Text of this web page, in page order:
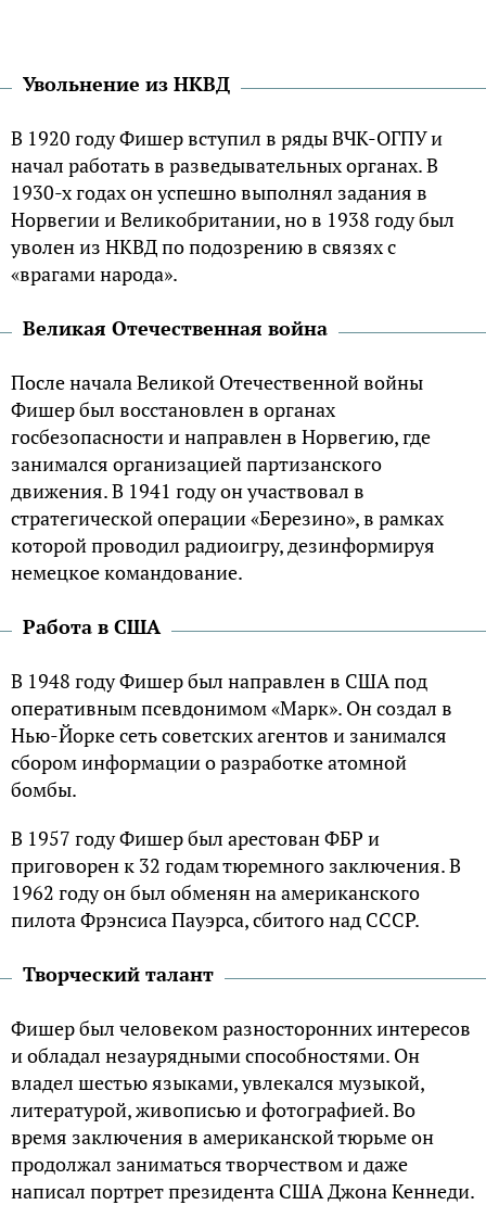
Увольнение из НКВД
В 1920 году Фишер вступил в ряды ВЧК-ОГПУ и
начал работать в разведывательных органах. В
1930-х годах он успешно выполнял задания в
Норвегии и Великобритании, но в 1938 году был
уволен из НКВД по подозрению в связях с
«врагами народа».
Великая Отечественная война
После начала Великой Отечественной войны
Фишер был восстановлен в органах
госбезопасности и направлен в Норвегию, где
занимался организацией партизанского
движения. В 1941 году он участвовал в
стратегической операции «Березино», в рамках
которой проводил радиоигру, дезинформируя
немецкое командование.
Работа в США
В 1948 году Фишер был направлен в США под
оперативным псевдонимом «Марк». Он создал в
Нью-Йорке сеть советских агентов и занимался
сбором информации о разработке атомной
бомбы.
В 1957 году Фишер был арестован ФБР и
приговорен к 32 годам тюремного заключения. В
1962 году он был обменян на американского
пилота Фрэнсиса Пауэрса, сбитого над СССР.
Творческий талант
Фишер был человеком разносторонних интересов
и обладал незаурядными способностями. Он
владел шестью языками, увлекался музыкой,
литературой, живописью и фотографией. Во
время заключения в американской тюрьме он
продолжал заниматься творчеством и даже
написал портрет президента США Джона Кеннеди.